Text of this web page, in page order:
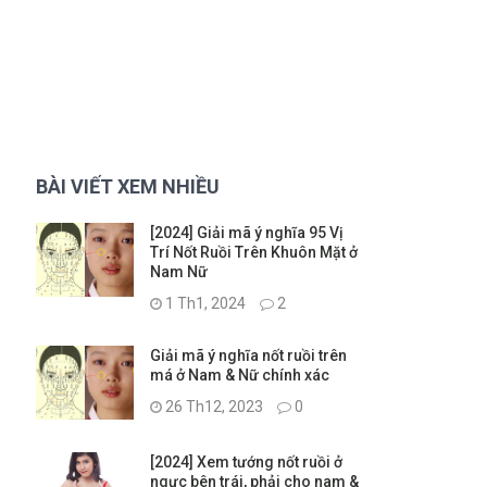
BÀI VIẾT XEM NHIỀU
[2024] Giải mã ý nghĩa 95 Vị
Trí Nốt Ruồi Trên Khuôn Mặt ở
Nam Nữ
1 Th1, 2024
2
Giải mã ý nghĩa nốt ruồi trên
má ở Nam & Nữ chính xác
26 Th12, 2023
0
[2024] Xem tướng nốt ruồi ở
ngực bên trái, phải cho nam &